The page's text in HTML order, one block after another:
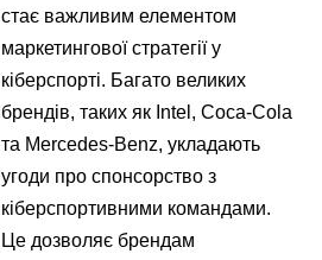
стає важливим елементом
маркетингової стратегії у
кіберспорті. Багато великих
брендів, таких як Intel, Coca-Cola
та Mercedes-Benz, укладають
угоди про спонсорство з
кіберспортивними командами.
Це дозволяє брендам